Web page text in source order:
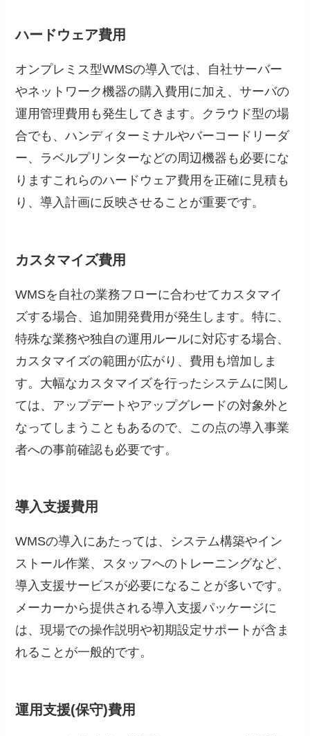
ハードウェア費用
オンプレミス型WMSの導入では、自社サーバー
やネットワーク機器の購入費用に加え、サーバの
運用管理費用も発生してきます。クラウド型の場
合でも、ハンディターミナルやバーコードリーダ
ー、ラベルプリンターなどの周辺機器も必要にな
りますこれらのハードウェア費用を正確に見積も
り、導入計画に反映させることが重要です。
カスタマイズ費用
WMSを自社の業務フローに合わせてカスタマイ
ズする場合、追加開発費用が発生します。特に、
特殊な業務や独自の運用ルールに対応する場合、
カスタマイズの範囲が広がり、費用も増加しま
す。大幅なカスタマイズを行ったシステムに関し
ては、アップデートやアップグレードの対象外と
なってしまうこともあるので、この点の導入事業
者への事前確認も必要です。
導入支援費用
WMSの導入にあたっては、システム構築やイン
ストール作業、スタッフへのトレーニングなど、
導入支援サービスが必要になることが多いです。
メーカーから提供される導入支援パッケージに
は、現場での操作説明や初期設定サポートが含ま
れることが一般的です。
運用支援(保守)費用